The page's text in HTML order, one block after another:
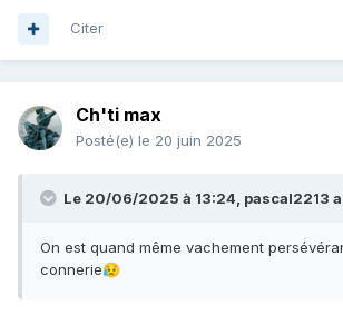
Citer
Ch'ti max
Posté(e) le 20 juin 2025
Le 20/06/2025 à 13:24, pascal2213
On est quand même vachement
connerie😥